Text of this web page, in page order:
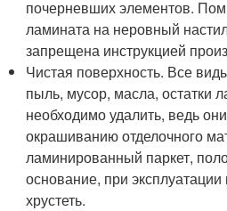
почерневших элементов.
ламината на неровный
запрещена инструкцией
Чистая поверхность. Все
пыль, мусор, масла, остатки
необходимо удалить, ведь
окрашиванию отделочного
ламинированный паркет,
основание, при
хрустеть.